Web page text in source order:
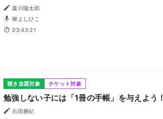
森川陽太郎
柳よしひこ
03:43:21
聴き放題対象 チケット対象
勉強しない子には「1冊の手帳」を与えよう！
石田勝紀